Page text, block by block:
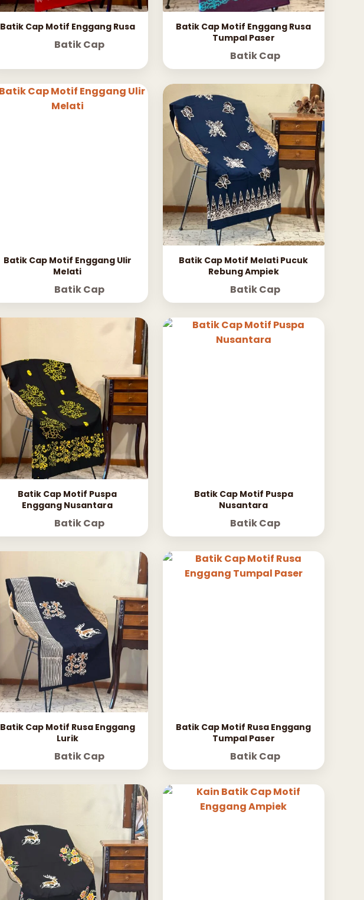
Batik Cap Motif Enggang Rusa
Batik Cap
Batik Cap Motif Enggang Rusa
Tumpal Paser
Batik Cap
Batik Cap Motif Enggang Ulir
Melati
Batik Cap
Batik Cap Motif Melati Pucuk
Rebung Ampiek
Batik Cap
Batik Cap Motif Puspa
Enggang Nusantara
Batik Cap
Batik Cap Motif Puspa
Nusantara
Batik Cap
Batik Cap Motif Rusa Enggang
Lurik
Batik Cap
Batik Cap Motif Rusa Enggang
Tumpal Paser
Batik Cap